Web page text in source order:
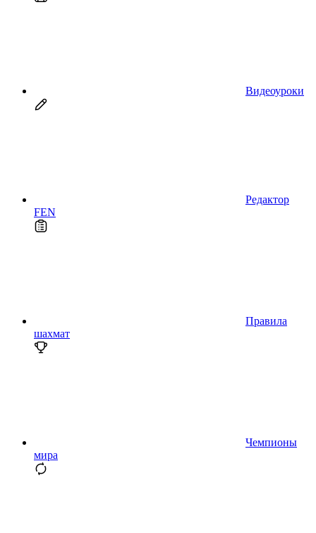
Видеоуроки
Редактор
FEN
Правила
шахмат
Чемпионы
мира